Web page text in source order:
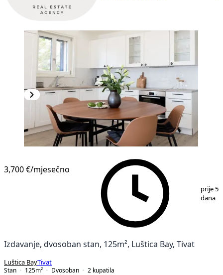
3,700 €/mjesečno
prije 59
dana
Izdavanje, dvosoban stan, 125m², Luštica Bay, Tivat
Luštica BayTivat
Stan
125m² Dvosoban 2 kupatila